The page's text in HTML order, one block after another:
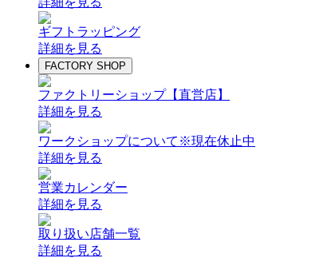
ギフトラッピング
詳細を見る
FACTORY SHOP
ファクトリーショップ【直営店】
詳細を見る
ワークショップについて ※現在休止中
詳細を見る
営業カレンダー
詳細を見る
取り扱い店舗一覧
詳細を見る